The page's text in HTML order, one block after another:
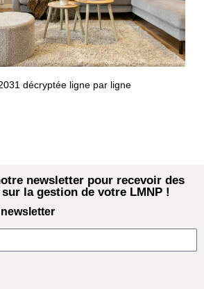
décryptée ligne par ligne
newsletter pour recevoir des
la gestion de votre LMNP !